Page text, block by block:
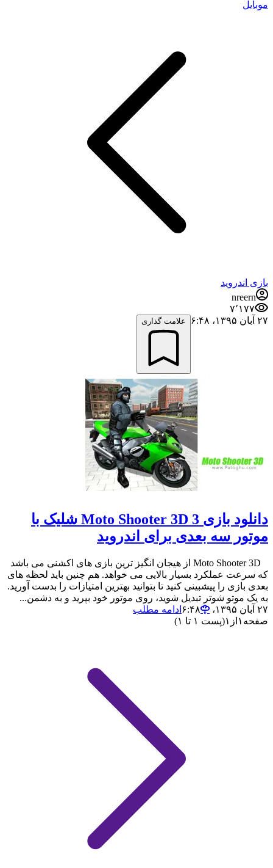
موبایل
بازی اندروید
nreern
۷٬۱۷۷
۲۷ آبان ۱۳۹۵،‏ ۶:۴۸
علامت گذاری
دانلود بازی Moto Shooter 3D 3 شلیک با
موتور سه بعدی برای اندروید
Moto Shooter 3D از هیجان انگیز ترین بازی های اکشنی می باشد
که سرعت عملکرد بسیار بالایی می خواهد. هم چنین باید لحظه های
بعدی بازی را پیشبینی کنید تا بتوانید بهترین امتیازات را بدست آورید.
به یک موتو شوتر تبدیل شوید، روی موتور خود بپرید و به دشمن...
۲۷ آبان ۱۳۹۵،‏ ۶:۴۸
ادامه مطلب
صفحه ۱ از ۱(پست ۱ تا ۱)